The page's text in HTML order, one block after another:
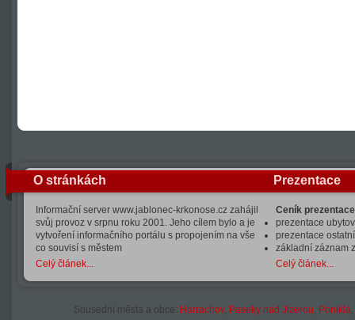
O stránkách
Informační server www.jablonec-krkonose.cz zahájil
svůj provoz v srpnu roku 2001. Jeho cílem bylo a je
vytvoření informačního portálu s propojením na vše
co souvisí s městem
Celý článek...
Prezentace
Ceník
prezentace
prezentace
základní záznam
Celý článek...
Sousední města a obce: Harrachov, Paseky nad Jizerou, Poniklá,